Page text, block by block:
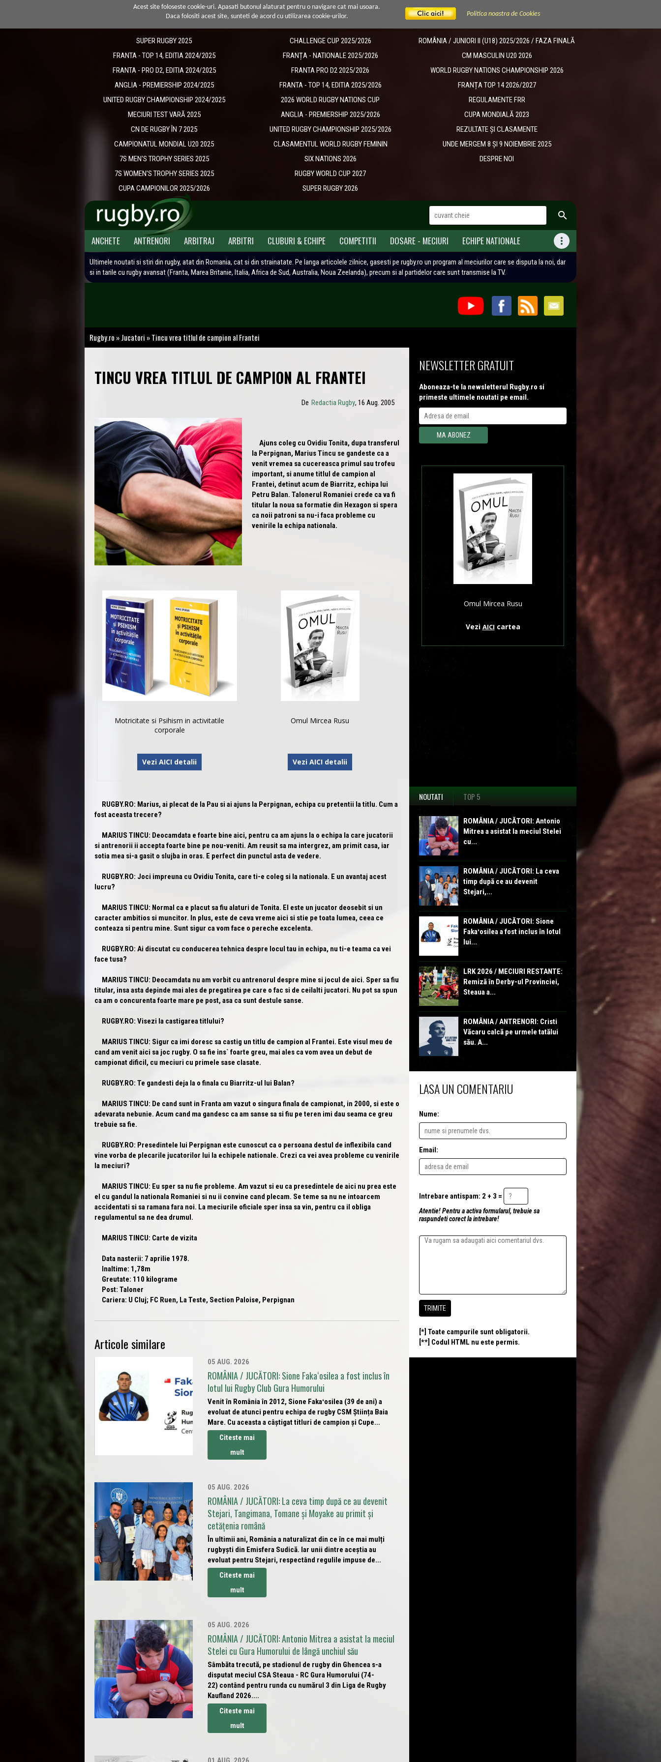
Politica noastra de Cookies
Acest site foloseste cookie-uri. Apasati butonul alaturat pentru o navigare cat mai usoara.
Daca folositi acest site, sunteti de acord cu utilizarea cookie-urilor.
SUPER RUGBY 2025
FRANTA - TOP 14, EDITIA 2024/2025
FRANTA - PRO D2, EDITIA 2024/2025
ANGLIA - PREMIERSHIP 2024/2025
UNITED RUGBY CHAMPIONSHIP 2024/2025
MECIURI TEST VARĂ 2025
CN DE RUGBY ÎN 7 2025
CAMPIONATUL MONDIAL U20 2025
7S MEN'S TROPHY SERIES 2025
7S WOMEN'S TROPHY SERIES 2025
CUPA CAMPIONILOR 2025/2026
CHALLENGE CUP 2025/2026
​FRANȚA - NATIONALE 2025/2026
FRANTA PRO D2 2025/2026
FRANTA - TOP 14, EDITIA 2025/2026
2026 WORLD RUGBY NATIONS CUP
ANGLIA - PREMIERSHIP 2025/2026
UNITED RUGBY CHAMPIONSHIP 2025/2026
CLASAMENTUL WORLD RUGBY FEMININ
SIX NATIONS 2026
RUGBY WORLD CUP 2027
SUPER RUGBY 2026
ROMÂNIA / JUNIORI II (U18) 2025/2026 / FAZA FINALĂ
CM MASCULIN U20 2026
WORLD RUGBY NATIONS CHAMPIONSHIP 2026
FRANȚA TOP 14 2026/2027
REGULAMENTE FRR
CUPA MONDIALĂ 2023
REZULTATE ȘI CLASAMENTE
UNDE MERGEM 8 ȘI 9 NOIEMBRIE 2025
DESPRE NOI

ANCHETE ANTRENORI ARBITRAJ ARBITRI CLUBURI & ECHIPE COMPETITII DOSARE - MECIURI ECHIPE NATIONALE 
Ultimele noutati si stiri din rugby, atat din Romania, cat si din strainatate. Pe langa articolele zilnice, gasesti pe rugby.ro un program al meciurilor care se disputa la noi, dar
si in tarile cu rugby avansat (Franta, Marea Britanie, Italia, Africa de Sud, Australia, Noua Zeelanda), precum si al partidelor care sunt transmise la TV.
Rugby.ro »Jucatori »Tincu vrea titlul de campion al Frantei
TINCU VREA TITLUL DE CAMPION AL FRANTEI
De Redactia Rugby, 16 Aug. 2005
Ajuns coleg cu Ovidiu Tonita, dupa transferul
la Perpignan, Marius Tincu se gandeste ca a
venit vremea sa cucereasca primul sau trofeu
important, si anume titlul de campion al
Frantei, detinut acum de Biarritz, echipa lui
Petru Balan. Talonerul Romaniei crede ca va fi
titular la noua sa formatie din Hexagon si spera
ca noii patroni sa nu-i faca probleme cu
venirile la echipa nationala.
Motricitate si Psihism in activitatile
corporale
Vezi AICI detalii
Omul Mircea Rusu
Vezi AICI detalii
RUGBY.RO: Marius, ai plecat de la Pau si ai ajuns la Perpignan, echipa cu pretentii la titlu. Cum a
fost aceasta trecere?
MARIUS TINCU: Deocamdata e foarte bine aici, pentru ca am ajuns la o echipa la care jucatorii
si antrenorii ii accepta foarte bine pe nou-veniti. Am reusit sa ma intergrez, am primit casa, iar
sotia mea si-a gasit o slujba in oras. E perfect din punctul asta de vedere.
RUGBY.RO: Joci impreuna cu Ovidiu Tonita, care ti-e coleg si la nationala. E un avantaj acest
lucru?
MARIUS TINCU: Normal ca e placut sa fiu alaturi de Tonita. El este un jucator deosebit si un
caracter ambitios si muncitor. In plus, este de ceva vreme aici si stie pe toata lumea, ceea ce
conteaza si pentru mine. Sunt sigur ca vom face o pereche excelenta.
RUGBY.RO: Ai discutat cu conducerea tehnica despre locul tau in echipa, nu ti-e teama ca vei
face tusa?
MARIUS TINCU: Deocamdata nu am vorbit cu antrenorul despre mine si jocul de aici. Sper sa fiu
titular, insa asta depinde mai ales de pregatirea pe care o fac si de ceilalti jucatori. Nu pot sa spun
ca am o concurenta foarte mare pe post, asa ca sunt destule sanse.
RUGBY.RO: Visezi la castigarea titlului?
MARIUS TINCU: Sigur ca imi doresc sa castig un titlu de campion al Frantei. Este visul meu de
cand am venit aici sa joc rugby. O sa fie ins` foarte greu, mai ales ca vom avea un debut de
campionat dificil, cu meciuri cu primele sase clasate.
RUGBY.RO: Te gandesti deja la o finala cu Biarritz-ul lui Balan?
MARIUS TINCU: De cand sunt in Franta am vazut o singura finala de campionat, in 2000, si este o
adevarata nebunie. Acum cand ma gandesc ca am sanse sa si fiu pe teren imi dau seama ce greu
trebuie sa fie.
RUGBY.RO: Presedintele lui Perpignan este cunoscut ca o persoana destul de inflexibila cand
vine vorba de plecarile jucatorilor lui la echipele nationale. Crezi ca vei avea probleme cu venirile
la meciuri?
MARIUS TINCU: Eu sper sa nu fie probleme. Am vazut si eu ca presedintele de aici nu prea este
el cu gandul la nationala Romaniei si nu ii convine cand plecam. Se teme sa nu ne intoarcem
accidentati si sa ramana fara noi. La meciurile oficiale sper insa sa vin, pentru ca il obliga
regulamentul sa ne dea drumul.
MARIUS TINCU: Carte de vizita
Data nasterii: 7 aprilie 1978.
Inaltime: 1,78m
Greutate: 110 kilograme
Post: Taloner
Cariera: U Cluj; FC Ruen, La Teste, Section Paloise, Perpignan
Articole similare
05 AUG. 2026
ROMÂNIA / JUCĂTORI: Sione Fakaʻosilea a fost inclus în
lotul lui Rugby Club Gura Humorului
Venit în România în 2012, Sione Fakaʻosilea (39 de ani) a
evoluat de atunci pentru echipa de rugby CSM Știința Baia
Mare. Cu aceasta a câștigat titluri de campion și Cupe...
Citeste mai
mult
05 AUG. 2026
ROMÂNIA / JUCĂTORI: La ceva timp după ce au devenit
Stejari, Tangimana, Tomane și Moyake au primit și
cetățenia română
În ultimii ani, România a naturalizat din ce în ce mai mulți
rugbyști din Emisfera Sudică. Iar unii dintre aceștia au
evoluat pentru Stejari, respectând regulile impuse de...
Citeste mai
mult
05 AUG. 2026
ROMÂNIA / JUCĂTORI: Antonio Mitrea a asistat la meciul
Stelei cu Gura Humorului de lângă unchiul său
Sâmbăta trecută, pe stadionul de rugby din Ghencea s-a
disputat meciul CSA Steaua - RC Gura Humorului (74-
22) contând pentru runda cu numărul 3 din Liga de Rugby
Kaufland 2026....
Citeste mai
mult
NEWSLETTER GRATUIT
Aboneaza-te la newsletterul Rugby.ro si
primeste ultimele noutati pe email.
Omul Mircea Rusu
Vezi AICI cartea
NOUTATI TOP 5
ROMÂNIA / JUCĂTORI: Antonio
Mitrea a asistat la meciul Stelei
cu...
ROMÂNIA / JUCĂTORI: La ceva
timp după ce au devenit
Stejari,...
ROMÂNIA / JUCĂTORI: Sione
Fakaʻosilea a fost inclus în lotul
lui...
LRK 2026 / MECIURI RESTANTE:
Remiză în Derby-ul Provinciei,
Steaua a...
ROMÂNIA / ANTRENORI: Cristi
Văcaru calcă pe urmele tatălui
său. A...
LASA UN COMENTARIU
Nume:
Email:
Intrebare antispam: 2 + 3 =
Atentie! Pentru a activa formularul, trebuie sa
raspundeti corect la intrebare!
[*] Toate campurile sunt obligatorii.
[**] Codul HTML nu este permis.